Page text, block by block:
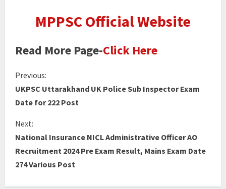
MPPSC Official Website
Read More Page-Click Here
Previous:
UKPSC Uttarakhand UK Police Sub Inspector Exam
Date for 222 Post
Next:
National Insurance NICL Administrative Officer AO
Recruitment 2024 Pre Exam Result, Mains Exam Date
274 Various Post